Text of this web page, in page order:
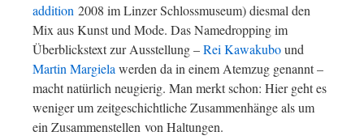
addition 2008 im Linzer Schlossmuseum) diesmal den
Mix aus Kunst und Mode. Das Namedropping im
Überblickstext zur Ausstellung –Rei Kawakubound
Martin Margiela werden da in einem Atemzug genannt –
macht natürlich neugierig. Man merkt schon: Hier geht es
weniger um zeitgeschichtliche Zusammenhänge als um
ein Zusammenstellen von Haltungen.